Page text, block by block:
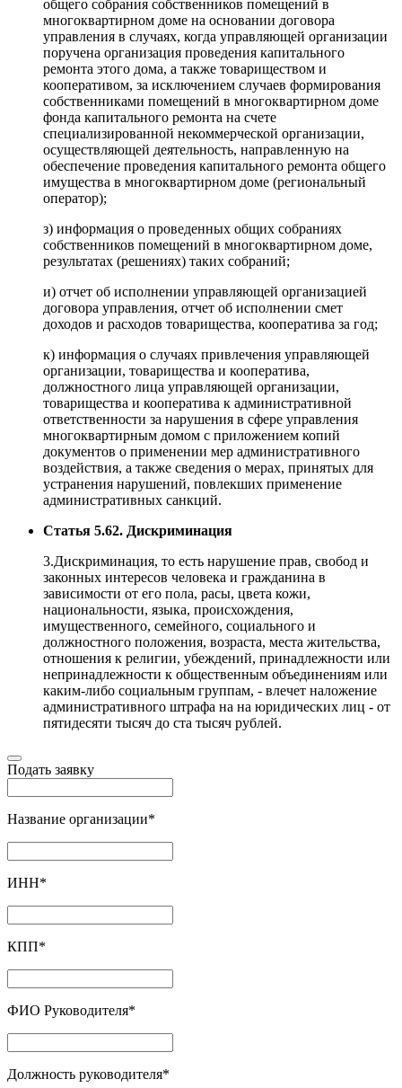
общего собрания собственников помещений в
многоквартирном доме на основании договора
управления в случаях, когда управляющей организации
поручена организация проведения капитального
ремонта этого дома, а также товариществом и
кооперативом, за исключением случаев формирования
собственниками помещений в многоквартирном доме
фонда капитального ремонта на счете
специализированной некоммерческой организации,
осуществляющей деятельность, направленную на
обеспечение проведения капитального ремонта общего
имущества в многоквартирном доме (региональный
оператор);
з) информация о проведенных общих собраниях
собственников помещений в многоквартирном доме,
результатах (решениях) таких собраний;
и) отчет об исполнении управляющей организацией
договора управления, отчет об исполнении смет
доходов и расходов товарищества, кооператива за год;
к) информация о случаях привлечения управляющей
организации, товарищества и кооператива,
должностного лица управляющей организации,
товарищества и кооператива к административной
ответственности за нарушения в сфере управления
многоквартирным домом с приложением копий
документов о применении мер административного
воздействия, а также сведения о мерах, принятых для
устранения нарушений, повлекших применение
административных санкций.
Статья 5.62. Дискриминация
3.Дискриминация, то есть нарушение прав, свобод и
законных интересов человека и гражданина в
зависимости от его пола, расы, цвета кожи,
национальности, языка, происхождения,
имущественного, семейного, социального и
должностного положения, возраста, места жительства,
отношения к религии, убеждений, принадлежности или
непринадлежности к общественным объединениям или
каким-либо социальным группам, - влечет наложение
административного штрафа на на юридических лиц - от
пятидесяти тысяч до ста тысяч рублей.
Подать заявку
Название организации*
ИНН*
КПП*
ФИО Руководителя*
Должность руководителя*